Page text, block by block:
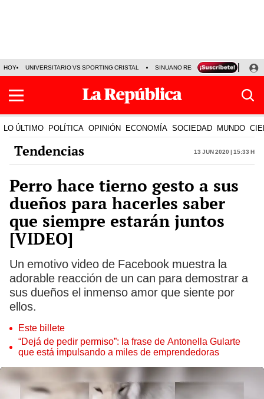
HOY UNIVERSITARIO VS SPORTING CRISTAL SINUANO RESULTADOS HOY
LO ÚLTIMO POLÍTICA OPINIÓN ECONOMÍA SOCIEDAD MUNDO
Tendencias 13 Jun 2020 | 15:33 h
Perro hace tierno gesto a sus
dueños para hacerles saber
que siempre estarán juntos
[VIDEO]
Un emotivo video de Facebook muestra la
adorable reacción de un can para demostrar a
sus dueños el inmenso amor que siente por
ellos.
Este billete
“Dejá de pedir permiso”: la frase de Antonella Gularte
que está impulsando a miles de emprendedoras